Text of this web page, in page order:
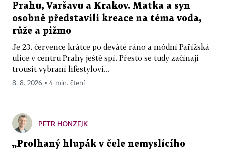
Prahu, Varšavu a Krakov. Matka a syn
osobně představili kreace na téma voda,
růže a pižmo
Je 23. července krátce po deváté ráno a módní Pařížská
ulice v centru Prahy ještě spí. Přesto se tudy začínají
trousit vybraní lifestyloví...
8. 8. 2026 ▪ 4 min. čtení
PETR HONZEJK
„Prolhaný hlupák v čele nemyslícího